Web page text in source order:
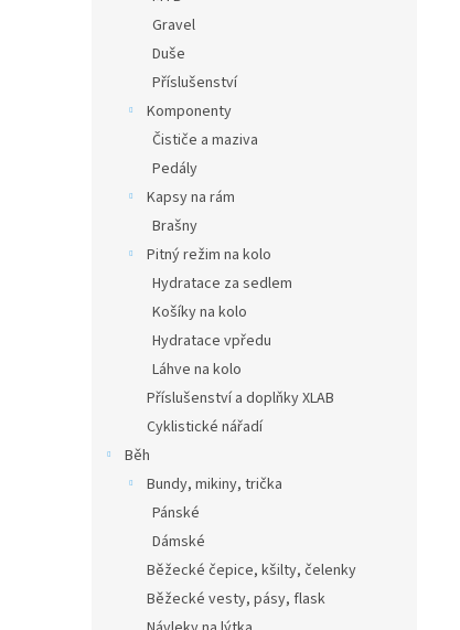
Gravel
Duše
Příslušenství
Komponenty
Čističe a maziva
Pedály
Kapsy na rám
Brašny
Pitný režim na kolo
Hydratace za sedlem
Košíky na kolo
Hydratace vpředu
Láhve na kolo
Příslušenství a doplňky XLAB
Cyklistické nářadí
Běh
Bundy, mikiny, trička
Pánské
Dámské
Běžecké čepice, kšilty, čelenky
Běžecké vesty, pásy, flask